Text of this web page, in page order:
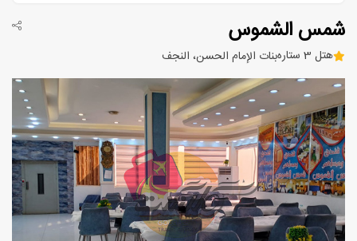
شمس الشموس
هتل 3 ستاره بنات الإمام الحسن، النجف